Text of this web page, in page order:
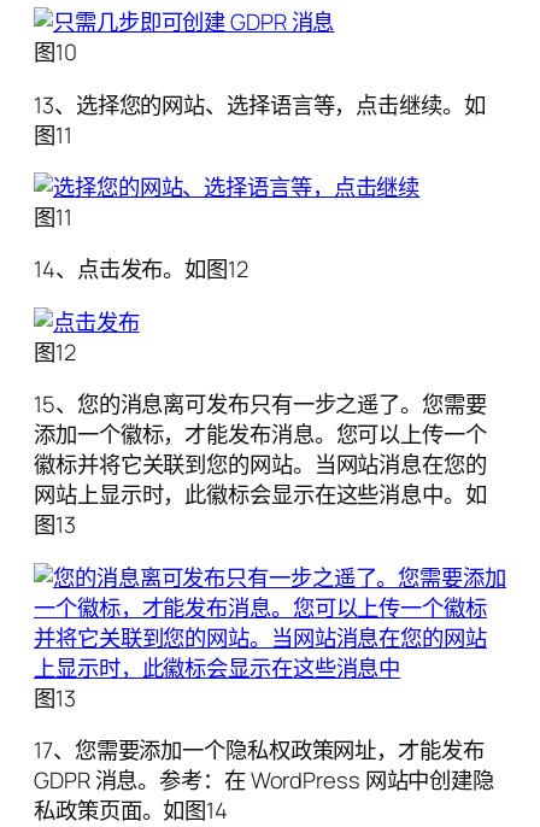
图10
13、选择您的网站、选择语言等，点击继续。如
图11
图11
14、点击发布。如图12
图12
15、您的消息离可发布只有一步之遥了。您需要
添加一个徽标，才能发布消息。您可以上传一个
徽标并将它关联到您的网站。当网站消息在您的
网站上显示时，此徽标会显示在这些消息中。如
图13
图13
17、您需要添加一个隐私权政策网址，才能发布
GDPR 消息。参考：在 WordPress 网站中创建隐
私政策页面。如图14